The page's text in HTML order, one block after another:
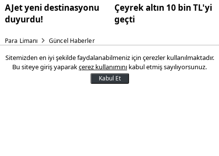
AJet yeni destinasyonu
duyurdu!
Çeyrek altın 10 bin TL'yi
geçti
Para Limanı Güncel Haberler
AYM'den işe iade davaları için
önemli karar: Çalışanlara yük
Sitemizden en iyi şekilde faydalanabilmeniz için çerezler kullanılmaktadır.
Bu siteye giriş yaparakçerez kullanımını kabul etmiş sayılıyorsunuz.
Kabul Et